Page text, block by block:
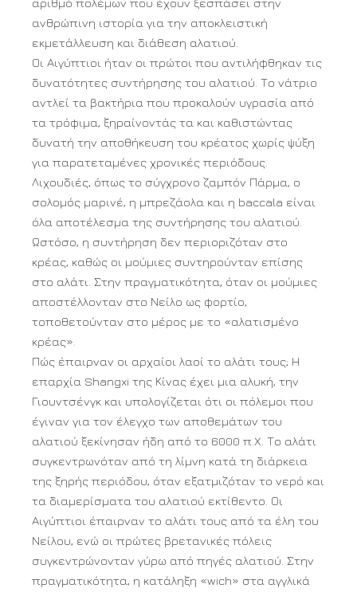
ανθρώπινη ιστορία για την αποκλειστική
εκμετάλλευση και διάθεση αλατιού.
Οι Αιγύπτιοι ήταν οι πρώτοι που αντιλήφθηκαν τις
δυνατότητες συντήρησης του αλατιού. Το νάτριο
αντλεί τα βακτήρια που προκαλούν υγρασία από
τα τρόφιμα, ξηραίνοντάς τα και καθιστώντας
δυνατή την αποθήκευση του κρέατος χωρίς ψύξη
για παρατεταμένες χρονικές περιόδους.
Λιχουδιές, όπως το σύγχρονο ζαμπόν Πάρμα, ο
σολομός μαρινέ, η μπρεζάολα και η baccala είναι
όλα αποτέλεσμα της συντήρησης του αλατιού.
Ωστόσο, η συντήρηση δεν περιοριζόταν στο
κρέας, καθώς οι μούμιες συντηρούνταν επίσης
στο αλάτι. Στην πραγματικότητα, όταν οι μούμιες
αποστέλλονταν στο Νείλο ως φορτίο,
τοποθετούνταν στο μέρος με το «αλατισμένο
κρέας».
Πώς έπαιρναν οι αρχαίοι λαοί το αλάτι τους; Η
επαρχία Shangxi της Κίνας έχει μια αλυκή, την
Γιουντσένγκ και υπολογίζεται ότι οι πόλεμοι που
έγιναν για τον έλεγχο των αποθεμάτων του
αλατιού ξεκίνησαν ήδη από το 6000 π.Χ. Το αλάτι
συγκεντρωνόταν από τη λίμνη κατά τη διάρκεια
της ξηρής περιόδου, όταν εξατμιζόταν το νερό και
τα διαμερίσματα του αλατιού εκτίθεντο. Οι
Αιγύπτιοι έπαιρναν το αλάτι τους από τα έλη του
Νείλου, ενώ οι πρώτες βρετανικές πόλεις
συγκεντρώνονταν γύρω από πηγές αλατιού. Στην
πραγματικότητα, η κατάληξη «wich» στα αγγλικά